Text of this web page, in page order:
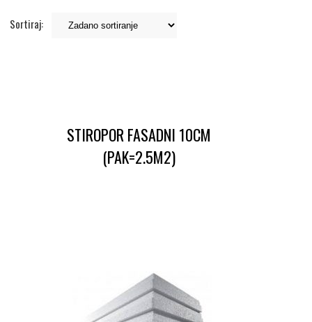
Sortiraj:
STIROPOR FASADNI 10CM
(PAK=2.5M2)